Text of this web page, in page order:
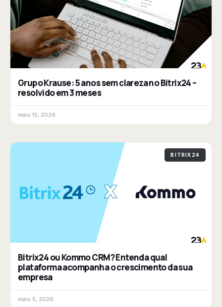
Grupo Krause: 5 anos sem clareza no Bitrix24 –
resolvido em 3 meses
maio 15, 2026
BITRIX24
Bitrix24 ou Kommo CRM? Entenda qual
plataforma acompanha o crescimento da sua
empresa
maio 5, 2026